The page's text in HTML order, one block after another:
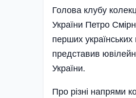
Голова клубу
України Петро
перших
представив
України.
Про різні напрями